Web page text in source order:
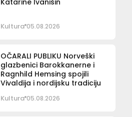
Kultura 05.08.2026
OČARALI PUBLIKU Norveški
glazbenici Barokkanerne i
Ragnhild Hemsing spojili
Vivaldija i nordijsku tradiciju
Kultura 05.08.2026